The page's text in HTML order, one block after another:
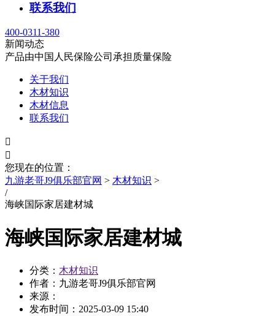
联系我们
400-0311-380
新闻动态
产品由中国人民保险公司承担质量保险
关于我们
木材知识
木材信息
联系我们


您现在的位置：
九游老哥J9俱乐部官网 > 木材知识 >
/
海峡国际家居建材城
海峡国际家居建材城
分类： 木材知识
作者：九游老哥J9俱乐部官网
来源：
发布时间： 2025-03-09 15:40